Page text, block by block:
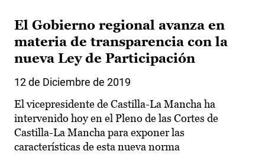
El Gobierno regional avanza en
materia de transparencia con la
nueva Ley de Participación
12 de Diciembre de 2019
El vicepresidente de Castilla-La Mancha ha
intervenido hoy en el Pleno de las Cortes de
Castilla-La Mancha para exponer las
características de esta nueva norma